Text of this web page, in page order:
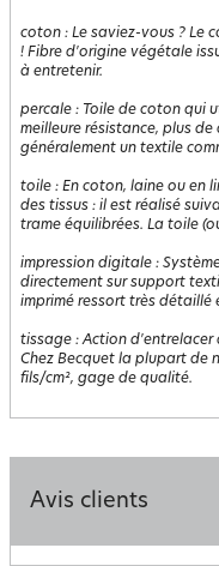
coton : Le saviez-vous ? Le
! Fibre d'origine végétale
à entretenir.
percale : Toile de coton qui
meilleure résistance, plus
généralement un textile
toile : En coton, laine ou en
des tissus : il est réalisé
trame équilibrées. La toile
impression digitale :
directement sur support
imprimé ressort très
tissage :Action d'entrelacer
Chez Becquet la plupart de
fils/cm², gage de qualité.
Avis clients